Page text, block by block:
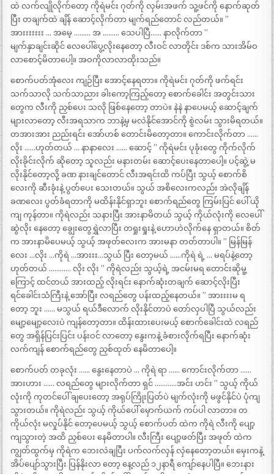
ထဲ လက်လျိုလိုက်တော့ ကိုရဲမင်း ဂုတ်ကို လှမ်းအဖက် သူ့ဖင်ကို နောက်ဆုတ်
ပြီး တချက်ထဲ ချိန် ဆောင့်လိုက်တာ မျက်ရည်တောင် လည်တယ်။ ”
အားးးးးးး … အမေ့ ……… အ ……… သေပါပြီ…… နာလိုက်တာ ”
မျက်နှာချင်းဆိုင် လေပေါ်ပွေ့လိုးနေတော့ လီးဝင် လာတိုင်း ဒစ်က သားအိမ်ဝ
လာစောင့်မိတာပေါ့။ အဝကိုလာလာထိုးသည်။
စောက်ပတ်အုံလေး ကျဉ်ပြီး အောင့်နေရတာ။ ကိုရဲမင်း ဂုတ်ကို ဖက်ရင်း
သက်သာလို သက်သာညား ခါးကော့ကြည့်တော့ စောက်ခေါင်း အတွင်းသား
တွေက လီးကို ညှစ်ပေး သလို ဖြစ်နေတော့ တာပဲ။ နဲနဲ နာပေမယ့် ဆောင့်ချက်
များလာတော့ လီးအရသာက ဘာနဲ့မှ မလဲနိုင်အောင်ကို စွဲလမ်း သွားမိရတယ်။
တအားအား ညည်းရင်း အော်ဟစ် တောင်းမိတော့တာ။ ကောင်းလိုက်တာ ……
လိုး ……ဟုတ်တယ် … နာနာလေး …… ဆောင့် ” ကိုရဲမင်း ပုခုံးတွေ ကိုက်လိုက်
လိုးခိုင်းလိုက် ဆိုတော့ သူလည်း မနားတမ်း ဆောင့်ပေးနေတာပေါ့။ ပင့်ဆွဲ့ မ
လိုးနိုင်တော့လို့ ခဏ နားချင်တောင် လီးအရင်းထိ ကပ်ပြီး သွယ့် စောက်စိ
လေးကို ဆီးခုံးနဲ့ ပွတ်ပေး သေးတယ်။ သွယ် အစိလေးကလည်း အဲလိုချိန်
ခဏလေး ပွတ်ခံရတာကို မထိန်းနိုင်ရှာဘူး စောက်ရည်တွေ ကြမ်းပြင် ပေါ် ယို
ကျ ကုန်တာ။ ကိုရဲလည်း သနားပြီး အားနာမိတယ် သွယ့် ကိုယ်လုံးကို လေပေါ်
ဆွဲလိုး နေတော့ ချွေးတွေရွှဲလာပြီး တရှုးရှုးနဲ့ ဟောဟဲလိုက်နေ ရှာတယ်။ စိတ်
က အားနာမိပေမယ့် သွယ့် အဖုတ်လေးက အားမနာ တတ်တာပါ။ ” မြန်မြန်
လေး …လိုး …ကိုရဲ …အားးး…သွယ် ပြီး တော့မယ် ……ကိုရဲ ရဲ့ … မရပ်နဲ့တော့
ဟုတ်တယ် ………… လိုး လိုး ” ကိုရဲလည်း သွယ့်ရဲ့ အငမ်းမရ တောင်းဆိုမူ့
ကြောင့် ထင်တယ် အားထည့် လိုးရင်း နောက်ဆုံးတချက် ဆောင့်လိုးပြီး
ရင်ခေါင်းသံကြီးနဲ့ အော်ပြီး လရည်တွေ ပန်းထည့်နေတယ်။ ” အားးးးမ ရ
တော့ ဘူး …… မသွယ် ရယ်ဒီလောက် လိုးနိုင်တာပဲ တော်လှပါပြီ သွယ်လည်း
မျော့မျော့လေးပဲ ကျန်တော့တာ။ ထိန်းထားပေးမယ့် စောက်ခေါင်းထဲ လရည်
တွေ အရှိန်ပြင်းပြင်း ပန်းဝင် လာတော့ နွေးကနဲ့ ခံစားလိုက်ရပြီး နောက်ဆုံး
လက်ကျန် စောက်ရည်တွေ ညှစ်ထုတ် နေမိတာပေါ့။
စောက်ပတ် တခုလုံး …… နွေးနေတာပဲ … ကိုရဲ ရာ …… ကောင်းလိုက်တာ ……
အားဟား …… လရည်တွေ များလိုက်တာ ရှင် …………အင်း ဟင်း ” သွယ့် ကိုယ်
လုံးကို ကုတင်ပေါ် ချပေးတော့ အရုပ်ကြိုးပြတ်ပဲ မျက်လုံးကို မဖွင်နိုင်ပဲ ပုံကျ
သွားတယ်။ ကိုရဲလည်း သွယ့် ကိုယ်ပေါ် မှောက်ယက် ကပ်ပါ လာတာ။ တ
ကိုယ်လုံး မလှုပ်နိုင် တော့ပေမယ့် သွယ့် စောက်ပတ် ထဲက ကိုရဲ လီးကို ပျော့
ကျသွားတဲ့ အထိ ညှစ်ပေး နေမိတာပါ။ လီးကြီး ပျော့ဖတ်ပြီး အဖုတ် ထဲက
ကျွတ်ထွက်မှ ကိုရဲက ဘေးလဲချပြီး ပက်လက်လှန် လှဲနေတော့တယ်။ မှေးကနဲ့
အိပ်ပျော်သွားပြီး ပြန်နိုးလာ တော့ နေ့လည် ၁၂နာရီ ကျော်နေပါပြီ။ ဘေးနား